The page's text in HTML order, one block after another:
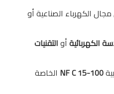
الكهرباء الصناعية أو
الكهربائيةأوالتقنيات
NF C 15-100 الخاصة